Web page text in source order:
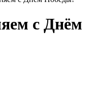
с Днём